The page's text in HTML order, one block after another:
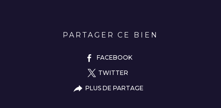
PARTAGER CE BIEN
FACEBOOK
TWITTER
PLUS DE PARTAGE